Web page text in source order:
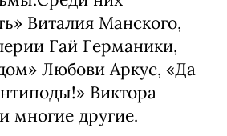
Виталия Манского,
Гай Германики,
Любови Аркус, «Да
Виктора
многие другие.